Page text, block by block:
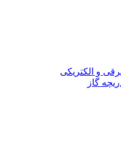
و الکتریکی
گاز